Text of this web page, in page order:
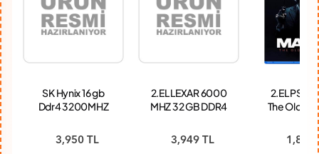
SK Hynix 16 gb
Ddr4 3200MHZ
AD Notebook
Ram
3,950 TL
2.EL LEXAR 6000
MHZ 32 GB DDR4
3,949 TL
2.EL PS5
The Old
1,849